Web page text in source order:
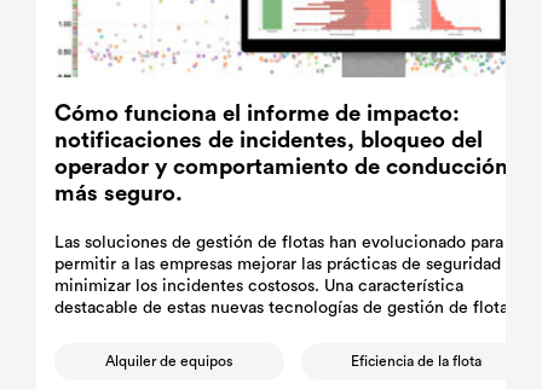
Cómo funciona el informe de impacto:
notificaciones de incidentes, bloqueo del
operador y comportamiento de conducción
más seguro.
Las soluciones de gestión de flotas han evolucionado para
permitir a las empresas mejorar las prácticas de seguridad y
minimizar los incidentes costosos. Una característica
destacable de estas nuevas tecnologías de gestión de flotas es
Alquiler de equipos Eficiencia de la flota